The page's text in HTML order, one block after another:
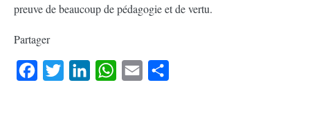
preuve de beaucoup de pédagogie et de vertu.
Partager
FacebookTwitter LinkedInWhatsApp
Email